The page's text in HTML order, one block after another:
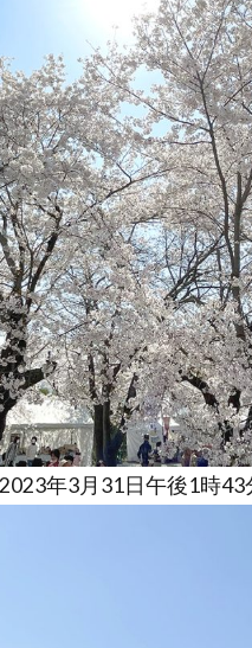
年3月31日午後1時43